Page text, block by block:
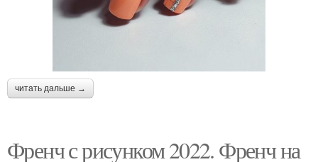
читать дальше →
Френч с рисунком 2022. Френч на